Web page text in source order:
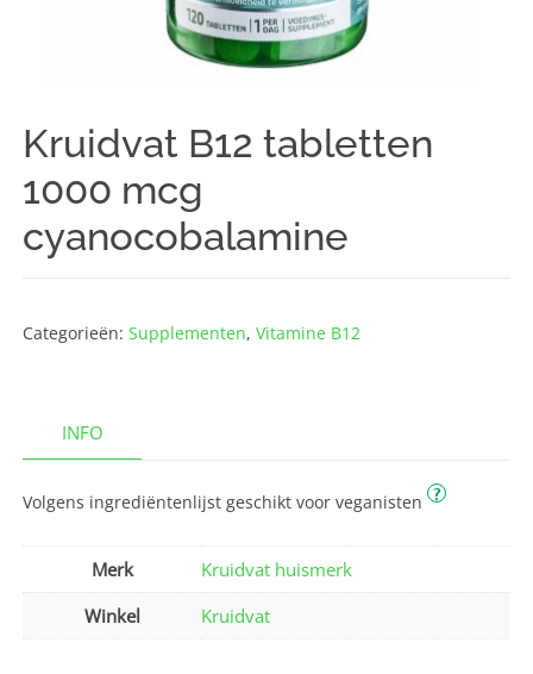
Kruidvat B12 tabletten
1000 mcg
cyanocobalamine
Categorieën:Supplementen,Vitamine B12
INFO
Volgens ingrediëntenlijst geschikt voor veganisten ?
Merk
Kruidvat huismerk
Winkel
Kruidvat